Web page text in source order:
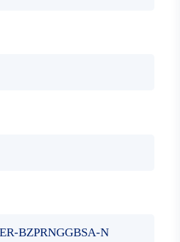
BZPRNGGBSA-N